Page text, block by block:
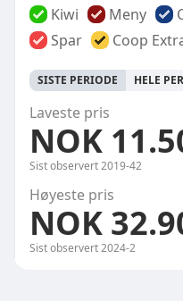
Kiwi Meny
Spar
Coop
SISTE PERIODE HELE
Laveste pris
NOK
Sist observert2019-42
Høyeste pris
NOK
Sist observert2024-2